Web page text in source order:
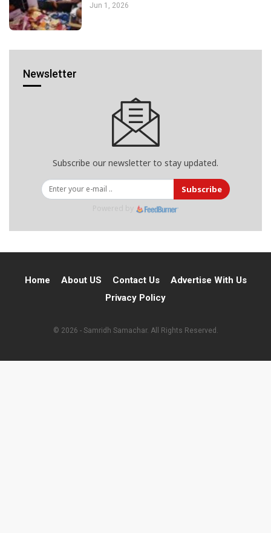
Jun 1, 2026
Newsletter
Subscribe our newsletter to stay updated.
Subscribe
Home About US Contact Us
Advertise With Us
Privacy Policy
© 2026 - Samridh Samachar. All Rights Reserved.